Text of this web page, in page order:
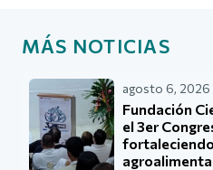
MÁS NOTICIAS
agosto 6, 2026
Fundación
el 3er